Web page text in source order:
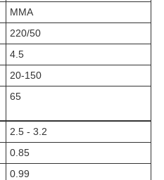
MMA
220/50
4.5
20-150
65
2.5 - 3.2
0.85
0.99